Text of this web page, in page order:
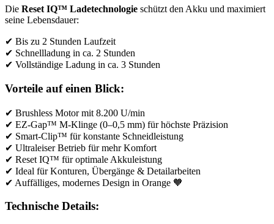
Die Reset IQ™ Ladetechnologie schützt den Akku und maximiert
seine Lebensdauer:
✔ Bis zu 2 Stunden Laufzeit
✔ Schnellladung in ca. 2 Stunden
✔ Vollständige Ladung in ca. 3 Stunden
Vorteile auf einen Blick:
✔ Brushless Motor mit 8.200 U/min
✔ EZ-Gap™ M-Klinge (0–0,5 mm) für höchste Präzision
✔ Smart-Clip™ für konstante Schneidleistung
✔ Ultraleiser Betrieb für mehr Komfort
✔ Reset IQ™ für optimale Akkuleistung
✔ Ideal für Konturen, Übergänge & Detailarbeiten
✔ Auffälliges, modernes Design in Orange 🧡
Technische Details: